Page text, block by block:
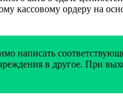
кассовому ордеру на
написать
в другое. При